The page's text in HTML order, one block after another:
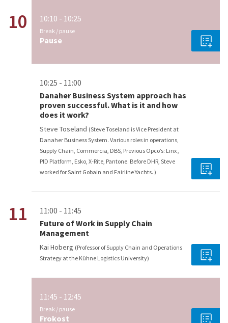
10 10:10 - 10:25
Break / pause
Pause
10:25 - 11:00
Danaher Business System approach has
proven successful. What is it and how
does it work?
Steve Toseland (Steve Toseland is Vice President at
Danaher Business System. Various roles in operations,
Supply Chain, Commercia, DBS, Previous Opco’s: Linx ,
PID Platform, Esko, X-Rite, Pantone. Before DHR, Steve
worked for Saint Gobain and Fairline Yachts. )
11
11:00 - 11:45
Future of Work in Supply Chain
Management
Kai Hoberg (Professor of Supply Chain and Operations
Strategy at the Kühne Logistics University)
11:45 - 12:45
Break / pause
Frokost